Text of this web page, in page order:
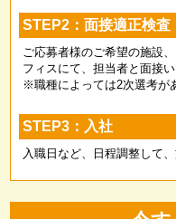
STEP2：面接適正検査
ご応募者様のご希望の施設
フィスにて、担当者と面接い
※職種によっては2次選考が
STEP3：入社
入職日など、日程調整して